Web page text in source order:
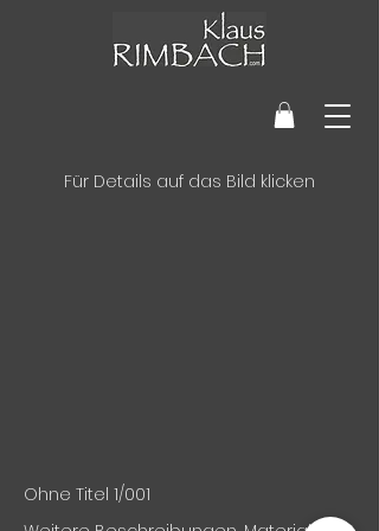
Für Details auf das Bild klicken
Ohne Titel 1/001